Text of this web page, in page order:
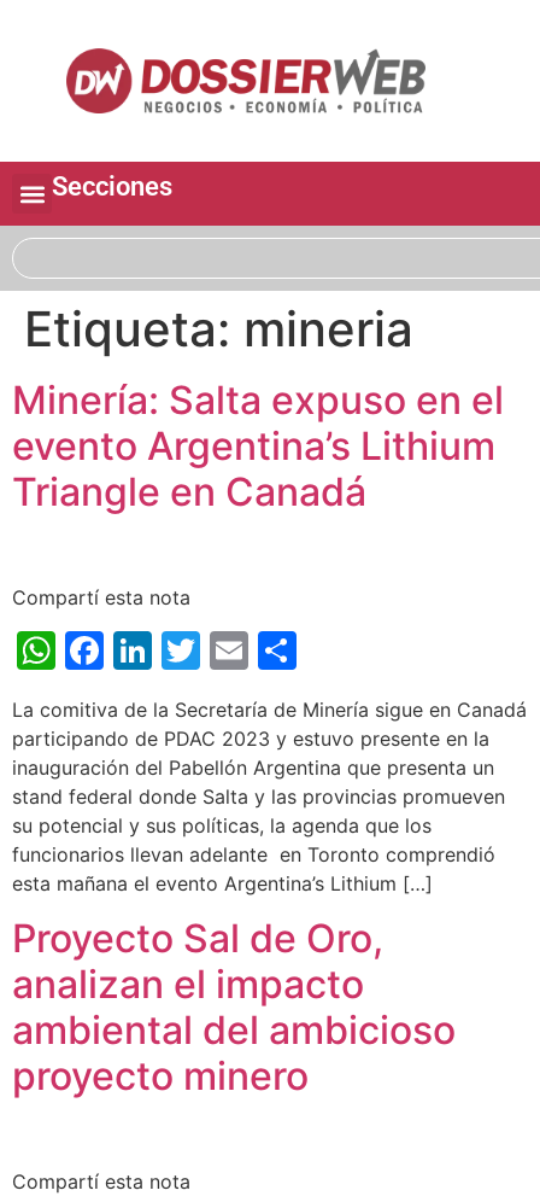
Secciones
Etiqueta: mineria
Minería: Salta expuso en el
evento Argentina’s Lithium
Triangle en Canadá
Compartí esta nota
WhatsApp
Facebook
LinkedIn
Twitter
Email
La comitiva de la Secretaría de Minería sigue en Canadá
participando de PDAC 2023 y estuvo presente en la
inauguración del Pabellón Argentina que presenta un
stand federal donde Salta y las provincias promueven
su potencial y sus políticas, la agenda que los
funcionarios llevan adelante en Toronto comprendió
esta mañana el evento Argentina’s Lithium […]
Proyecto Sal de Oro,
analizan el impacto
ambiental del ambicioso
proyecto minero
Compartí esta nota